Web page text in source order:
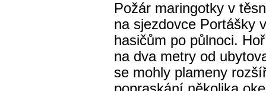
Požár maringotky v
na sjezdovce Portášky
hasičům po půlnoci.
na dva metry od
se mohly plameny